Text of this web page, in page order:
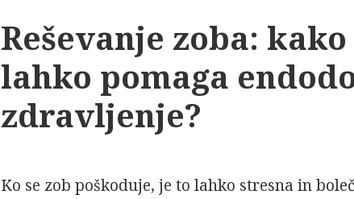
Reševanje zoba:
lahko pomaga
zdravljenje?
Ko se zob poškoduje, je to lahko stresna in